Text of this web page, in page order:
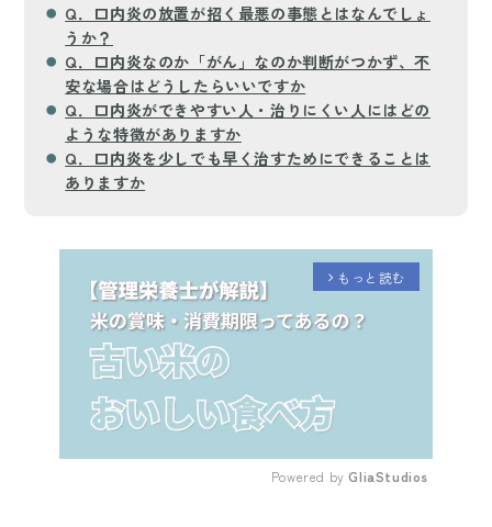
Q．口内炎の放置が招く最悪の事態とはなんでしょ
うか？
Q．口内炎なのか「がん」なのか判断がつかず、不
安な場合はどうしたらいいですか
Q．口内炎ができやすい人・治りにくい人にはどの
ような特徴がありますか
Q．口内炎を少しでも早く治すためにできることは
ありますか
arrow_forward_ios もっと読む
Powered by GliaStudios